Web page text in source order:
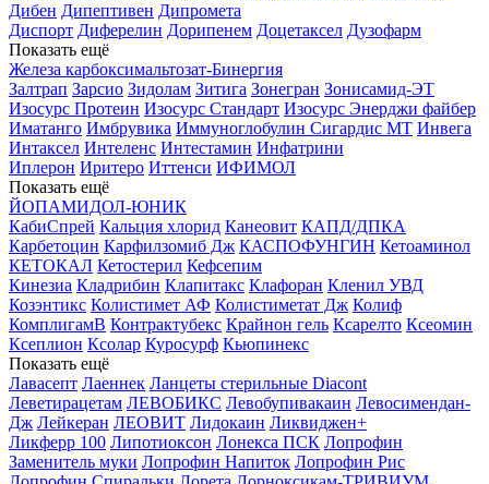
Дибен Дипептивен Дипромета
Диспорт Диферелин Дорипенем Доцетаксел Дузофарм
Показать ещё
Железа карбоксимальтозат-Бинергия
Залтрап Зарсио Зидолам Зитига Зонегран Зонисамид-ЭТ
Изосурс Протеин Изосурс Стандарт Изосурс Энерджи файбер
Иматанго Имбрувика Иммуноглобулин Сигардис МТ Инвега
Интаксел Интеленс Интестамин Инфатрини
Иплерон Иритеро Иттенси ИФИМОЛ
Показать ещё
ЙОПАМИДОЛ-ЮНИК
КабиСпрей Кальция хлорид Канеовит КАПД/ДПКА
Карбетоцин Карфилзомиб Дж КАСПОФУНГИН Кетоаминол
КЕТОКАЛ Кетостерил Кефсепим
Кинезиа Кладрибин Клапитакс Клафоран Кленил УВД
Козэнтикс Колистимет АФ Колистиметат Дж Колиф
КомплигамВ Контрактубекс Крайнон гель Ксарелто Ксеомин
Ксеплион Ксолар Куросурф Кьюпинекс
Показать ещё
Лавасепт Лаеннек Ланцеты стерильные Diacont
Леветирацетам ЛЕВОБИКС Левобупивакаин Левосимендан-
Дж Лейкеран ЛЕОВИТ Лидокаин Ликвиджен+
Ликферр 100 Липотиоксон Лонекса ПСК Лопрофин
Заменитель муки Лопрофин Напиток Лопрофин Рис